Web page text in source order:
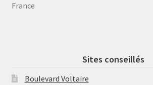
France
Sites conseillés
Boulevard Voltaire